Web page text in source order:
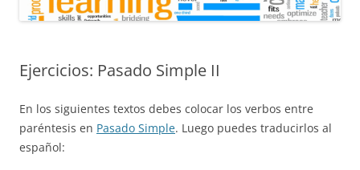
Ejercicios: Pasado Simple II
En los siguientes textos debes colocar los verbos entre
paréntesis en Pasado Simple. Luego puedes traducirlos al
español: